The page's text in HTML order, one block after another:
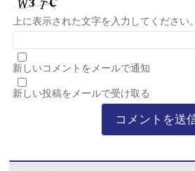
上に表示された文字を入力してください。
新しいコメントをメールで通知
新しい投稿をメールで受け取る